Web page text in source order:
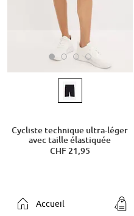
Cycliste technique ultra-léger
avec taille élastiquée
CHF 21,95
Accueil